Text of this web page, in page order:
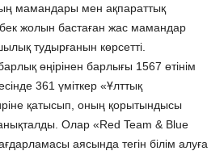
мамандары мен ақпараттық
жолын бастаған жас мамандар
тудырғанын көрсетті.
өңірінен барлығы 1567 өтінім
361 үміткер «Ұлттық
қатысып, оның қорытындысы
Олар «Red Team & Blue
аясында тегін білім алуға